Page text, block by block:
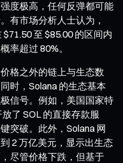
度极高，任何反弹都可能
有市场分析人士认为，
至 $85.00 的区间内
率超过 80%。
格之外的链上与生态数
时，Solana 的生态基本
信号。例如，美国国家特
了 SOL 的直接存款服
突破。此外，Solana 网
2 万亿美元，显示出生态
尽管价格下跌，但基于